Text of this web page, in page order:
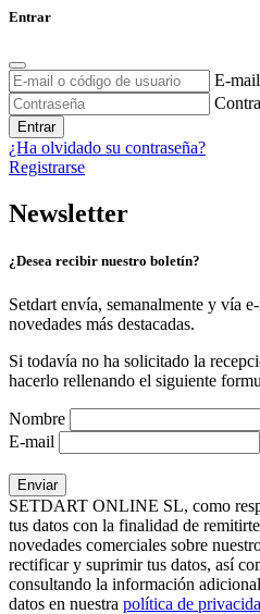
Entrar
E-
Entrar
¿Ha olvidado su contraseña?
Registrarse
Newsletter
¿Desea recibir nuestro boletín?
Setdart envía, semanalmente y vía
novedades más destacadas.
Si todavía no ha solicitado la
hacerlo rellenando el siguiente
Nombre
E-mail
SETDART ONLINE SL, como
tus datos con la finalidad de
novedades comerciales sobre
rectificar y suprimir tus datos, así
consultando la información
datos en nuestra política de